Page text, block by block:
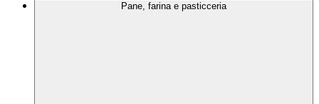
Pane, farina e pasticceria